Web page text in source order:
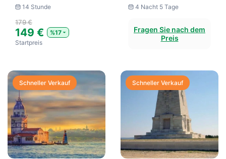
14 Stunde
179 €
149 €
%17
Startpreis
4 Nacht 5 Tage
Fragen Sie nach dem
Preis
Schneller Verkauf Schneller Verkauf